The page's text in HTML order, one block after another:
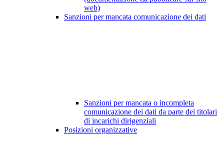
web)
Sanzioni per mancata comunicazione dei dati
Sanzioni per mancata o incompleta
comunicazione dei dati da parte dei titolari
di incarichi dirigenziali
Posizioni organizzative